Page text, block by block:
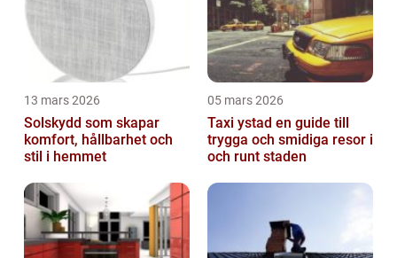
13 mars 2026
Solskydd som skapar
komfort, hållbarhet och
stil i hemmet
05 mars 2026
Taxi ystad en guide till
trygga och smidiga resor i
och runt staden